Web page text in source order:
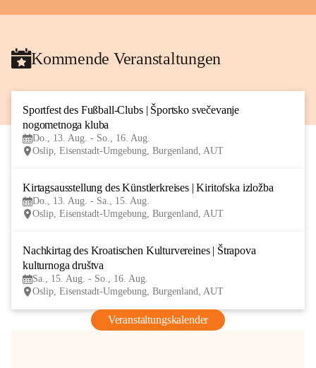
Kommende Veranstaltungen
Sportfest des Fußball-Clubs | Športsko svečevanje
nogometnoga kluba
Do., 13. Aug. - So., 16. Aug.
Oslip, Eisenstadt-Umgebung, Burgenland, AUT
Kirtagsausstellung des Künstlerkreises | Kiritofska izložba
Do., 13. Aug. - Sa., 15. Aug.
Oslip, Eisenstadt-Umgebung, Burgenland, AUT
Nachkirtag des Kroatischen Kulturvereines | Štrapova
kulturnoga društva
Sa., 15. Aug. - So., 16. Aug.
Oslip, Eisenstadt-Umgebung, Burgenland, AUT
Veranstaltungskalender